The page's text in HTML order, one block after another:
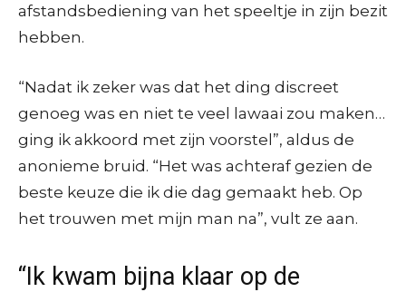
afstandsbediening van het speeltje in zijn bezit
hebben.
“Nadat ik zeker was dat het ding discreet
genoeg was en niet te veel lawaai zou maken…
ging ik akkoord met zijn voorstel”, aldus de
anonieme bruid. “Het was achteraf gezien de
beste keuze die ik die dag gemaakt heb. Op
het trouwen met mijn man na”, vult ze aan.
“Ik kwam bijna klaar op de